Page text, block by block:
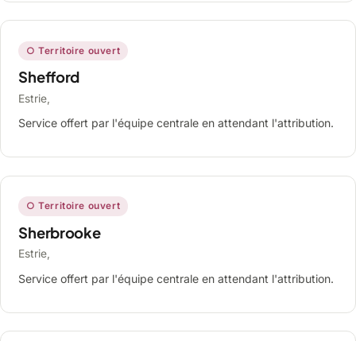
○ Territoire ouvert
Shefford
Estrie,
Service offert par l'équipe centrale en attendant l'attribution.
○ Territoire ouvert
Sherbrooke
Estrie,
Service offert par l'équipe centrale en attendant l'attribution.